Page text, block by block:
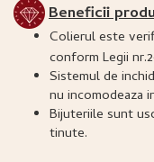
Beneficii
Colierul este
conform Legii
Sistemul de
nu incomodeaza
Bijuteriile sunt
tinute.